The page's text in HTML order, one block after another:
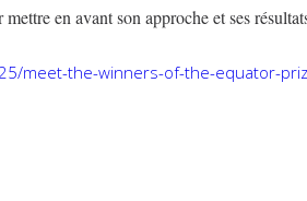
en avant son approche et ses
meet-the-winners-of-the-equator-